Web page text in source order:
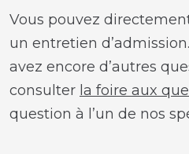
Vous pouvez
un entretien
avez encore d’autres
consulter la foire aux
question à l’un de nos